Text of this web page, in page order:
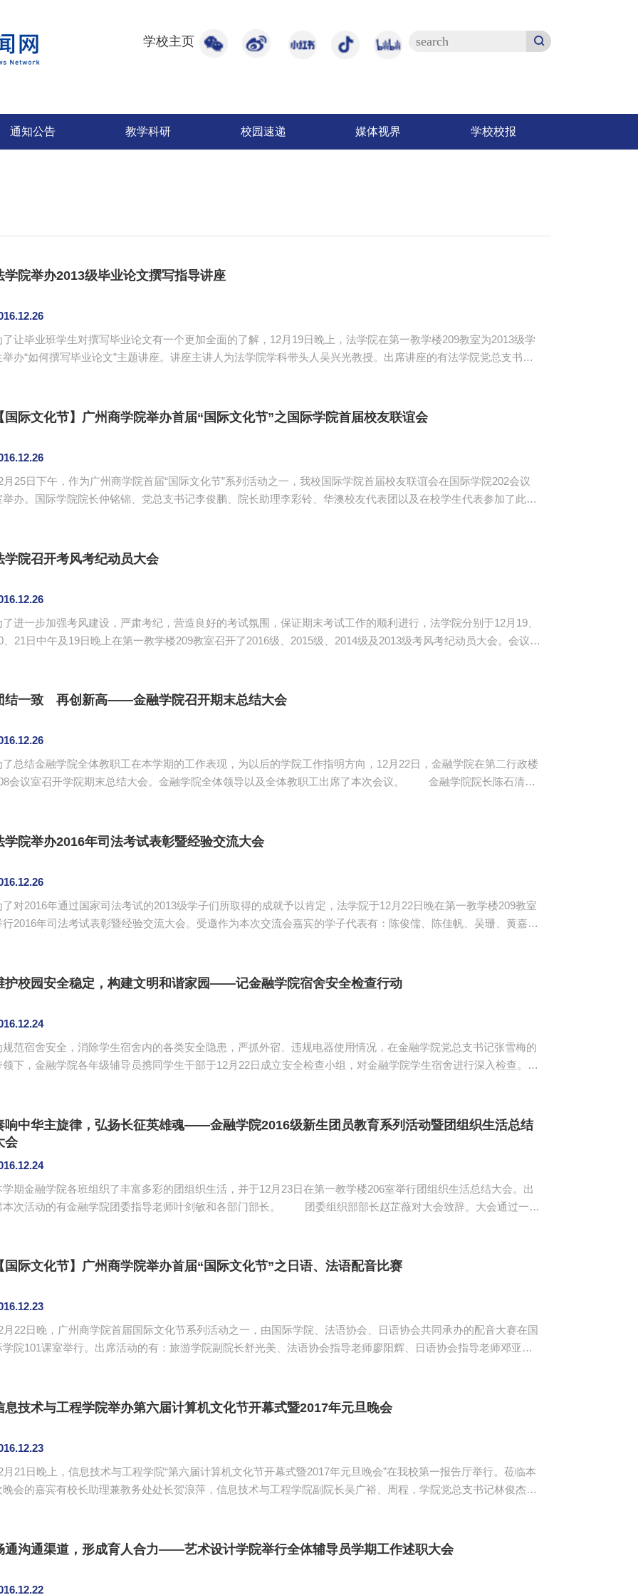
学校主页
通知公告 教学科研 校园速递 媒体视界 学校校报
学院举办2013级毕业论文撰写指导讲座
了让毕业班学生对撰写毕业论文有一个更加全面的了解，12月19日晚上，法学院在第一教学楼209教室为2013级学
举办“如何撰写毕业论文”主题讲座。讲座主讲人为法学院学科带头人吴兴光教授。出席讲座的有法学院党总支书记
谨总结，囊括整篇论文的中心思想。吴兴光告诫毕业生，要多读书，参考文献...
国际文化节】广州商学院举办首届“国际文化节”之国际学院首届校友联谊会
月25日下午，作为广州商学院首届“国际文化节”系列活动之一，我校国际学院首届校友联谊会在国际学院202会议
举办。国际学院院长仲铭锦、党总支书记李俊鹏、院长助理李彩铃、华澳校友代表团以及在校学生代表参加了此次
际班项目、“2+2”华澳项目等，学生可以通过自主选择这些项目去...
学院召开考风考纪动员大会
了进一步加强考风建设，严肃考纪，营造良好的考试氛围，保证期末考试工作的顺利进行，法学院分别于12月19、
、21日中午及19日晚上在第一教学楼209教室召开了2016级、2015级、2014级及2013级考风考纪动员大会。会议分
要严格遵守“诚信”的基本原则，告诉学生诚信的重...
结一致 再创新高——金融学院召开期末总结大会
了总结金融学院全体教职工在本学期的工作表现，为以后的学院工作指明方向，12月22日，金融学院在第二行政楼
会议室召开学院期末总结大会。金融学院全体领导以及全体教职工出席了本次会议。 金融学院院长陈石清教
相关任务，陈石清对教辅行政人员的表现给予了相当肯定。一个学期以来，我院全体...
学院举办2016年司法考试表彰暨经验交流大会
了对2016年通过国家司法考试的2013级学子们所取得的成就予以肯定，法学院于12月22日晚在第一教学楼209教室
行2016年司法考试表彰暨经验交流大会。受邀作为本次交流会嘉宾的学子代表有：陈俊儒、陈佳帆、吴珊、黄嘉
分享自己复习司考的经验。陈俊儒认为，司法考试号称“天下第一考”，...
护校园安全稳定，构建文明和谐家园——记金融学院宿舍安全检查行动
规范宿舍安全，消除学生宿舍内的各类安全隐患，严抓外宿、违规电器使用情况，在金融学院党总支书记张雪梅的
领下，金融学院各年级辅导员携同学生干部于12月22日成立安全检查小组，对金融学院学生宿舍进行深入检查。
物品放在桌上，未锁在柜子或者箱子里，防盗意识薄弱；有几间宿舍卫生不达标；少数女...
响中华主旋律，弘扬长征英雄魂——金融学院2016级新生团员教育系列活动暨团组织生活总结
会
学期金融学院各班组织了丰富多彩的团组织生活，并于12月23日在第一教学楼206室举行团组织生活总结大会。出
次活动的有金融学院团委指导老师叶剑敏和各部门部长。 团委组织部部长赵芷薇对大会致辞。大会通过一段
、2016级金融一班、2016级金融二班、2016级金融十一班。 ...
国际文化节】广州商学院举办首届“国际文化节”之日语、法语配音比赛
月22日晚，广州商学院首届国际文化节系列活动之一，由国际学院、法语协会、日语协会共同承办的配音大赛在国
学院101课室举行。出席活动的有：旅游学院副院长舒光美、法语协会指导老师廖阳辉、日语协会指导老师邓亚
校学生参加第一届中国法国微视频大赛的事例，说明开展此类赛事活动对于学习国际文...
息技术与工程学院举办第六届计算机文化节开幕式暨2017年元旦晚会
月21日晚上，信息技术与工程学院“第六届计算机文化节开幕式暨2017年元旦晚会”在我校第一报告厅举行。莅临本
晚会的嘉宾有校长助理兼教务处处长贺浪萍，信息技术与工程学院副院长吴广裕、周程，学院党总支书记林俊杰，
院共获得全国性奖项5项、省级奖项33项，为推动学院学科竞赛和创新教...
通沟通渠道，形成育人合力——艺术设计学院举行全体辅导员学期工作述职大会